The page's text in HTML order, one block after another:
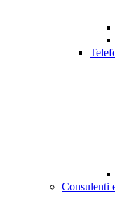
Consulenti